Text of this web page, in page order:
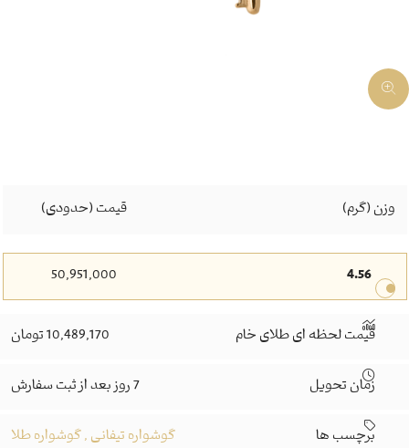
وزن (گرم) قیمت (حدودی)
4.56
50,951,000
قیمت لحظه ای طلای خام 10,489,170 تومان
زمان تحویل 7 روز بعد از ثبت سفارش
برچسب ها گوشواره تیفانی ,گوشواره طلا